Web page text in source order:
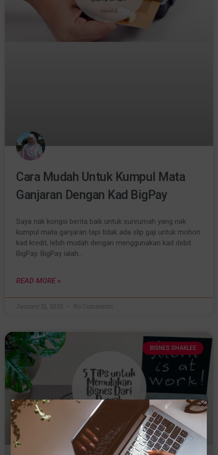
Cara Mudah Untuk Kumpul Mata
Ganjaran Dengan Kad BigPay
Saya nak kongsi berita baik untuk surirumah yang nak
kumpul mata ganjaran tapi tidak ada slip gaji untuk mohon
kad kredit, lebih mudah dengan menggunakan kad debit
BigPay. BigPay ialah…
READ MORE »
January 21, 2020 No Comments
BISNES SHAKLEE